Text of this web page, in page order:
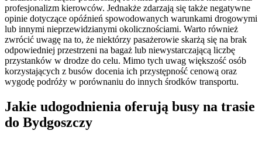
profesjonalizm kierowców. Jednakże zdarzają się także negatywne
opinie dotyczące opóźnień spowodowanych warunkami drogowymi
lub innymi nieprzewidzianymi okolicznościami. Warto również
zwrócić uwagę na to, że niektórzy pasażerowie skarżą się na brak
odpowiedniej przestrzeni na bagaż lub niewystarczającą liczbę
przystanków w drodze do celu. Mimo tych uwag większość osób
korzystających z busów docenia ich przystępność cenową oraz
wygodę podróży w porównaniu do innych środków transportu.
Jakie udogodnienia oferują busy na trasie
do Bydgoszczy